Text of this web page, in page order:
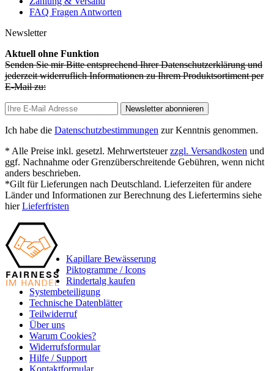
FAQ Fragen Antworten
Newsletter
Aktuell ohne Funktion
Senden Sie mir Bitte entsprechend Ihrer Datenschutzerklärung und
jederzeit widerruflich Informationen zu Ihrem Produktsortiment per
E-Mail zu:
Newsletter abonnieren
Ich habe die Datenschutzbestimmungen zur Kenntnis genommen.
* Alle Preise inkl. gesetzl. Mehrwertsteuerzzgl. Versandkosten und
ggf. Nachnahme oder Grenzüberschreitende Gebühren, wenn nicht
anders beschrieben.
*Gilt für Lieferungen nach Deutschland. Lieferzeiten für andere
Länder und Informationen zur Berechnung des Liefertermins siehe
hierLieferfristen
Kapillare Bewässerung
Piktogramme / Icons
Rindertalg kaufen
Systembeteiligung
Technische Datenblätter
Teilwiderruf
Über uns
Warum Cookies?
Widerrufsformular
Hilfe / Support
Kontaktformular